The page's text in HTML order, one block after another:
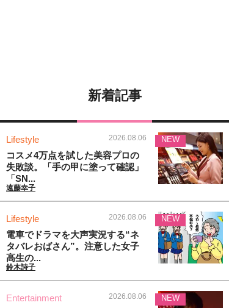
新着記事
Lifestyle 2026.08.06
コスメ4万点を試した美容プロの
失敗談。「手の甲に塗って確認」
「SN...
遠藤幸子
NEW
Lifestyle 2026.08.06
電車でドラマを大声実況する“ネ
タバレおばさん”。注意した女子
高生の...
鈴木詩子
NEW
Entertainment 2026.08.06 NEW